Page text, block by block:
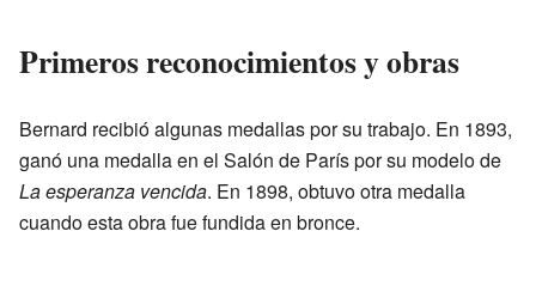
Primeros reconocimientos y obras
Bernard recibió algunas medallas por su trabajo. En 1893,
ganó una medalla en el Salón de París por su modelo de
La esperanza vencida. En 1898, obtuvo otra medalla
cuando esta obra fue fundida en bronce.